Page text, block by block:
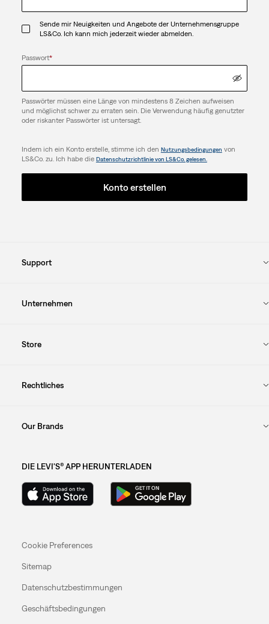
Sende mir Neuigkeiten und Angebote der Unternehmensgruppe
LS&Co. Ich kann mich jederzeit wieder abmelden.
Passwort*
Passwörter müssen eine Länge von mindestens 8 Zeichen aufweisen
und möglichst schwer zu erraten sein. Die Verwendung häufig genutzter
oder riskanter Passwörter ist untersagt.
Indem ich ein Konto erstelle, stimme ich den Nutzungsbedingungen von
LS&Co. zu. Ich habe die Datenschutzrichtlinie von LS&Co. gelesen.
Konto erstellen
Support
Unternehmen
Store
Rechtliches
Our Brands
DIE LEVI'S® APP HERUNTERLADEN
Cookie Preferences
Sitemap
Datenschutzbestimmungen
Geschäftsbedingungen